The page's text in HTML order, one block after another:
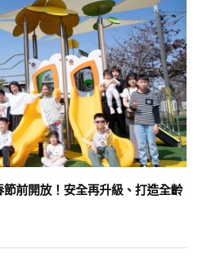
前開放！安全再升級、打造全齡